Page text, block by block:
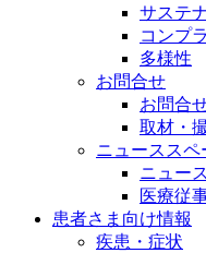
エースクラップア
医療に携わるあら
サステ
コンプ
多様性
お問合せ
お問合
取材・
ニューススペ
ニュー
医療従
患者さま向け情報
疾患・症状